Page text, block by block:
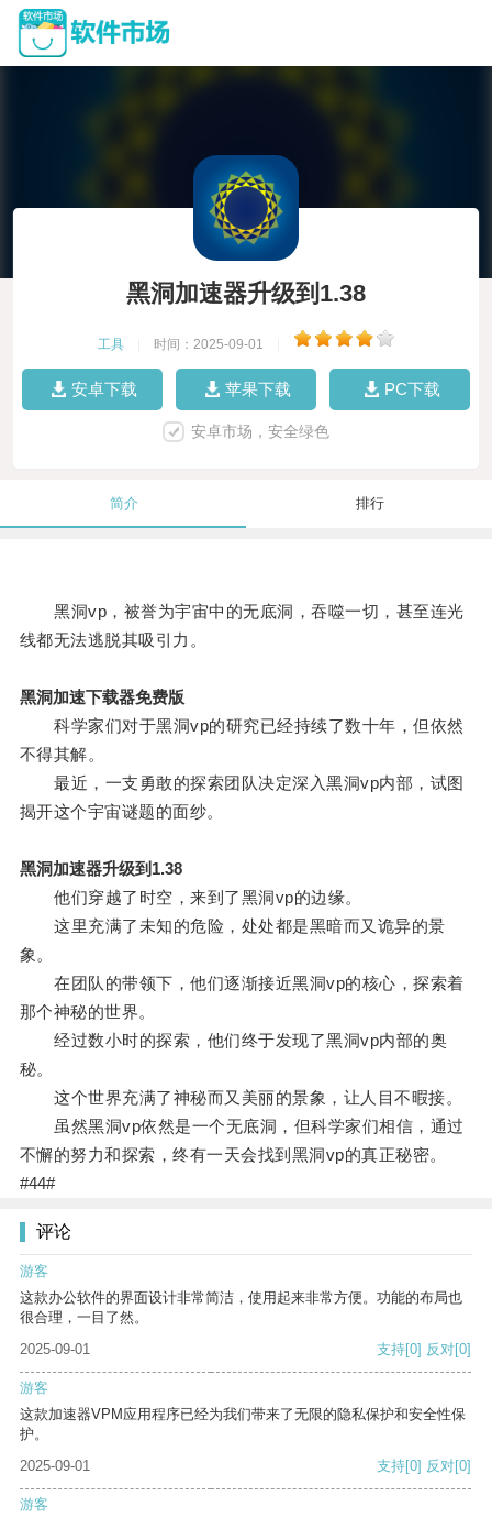
黑洞加速器升级到1.38
工具 时间：2025-09-01
安卓下载 苹果下载 PC下载
安卓市场，安全绿色
简介 排行
黑洞vp，被誉为宇宙中的无底洞，吞噬一切，甚至连光
线都无法逃脱其吸引力。
黑洞加速下载器免费版
科学家们对于黑洞vp的研究已经持续了数十年，但依然
不得其解。
最近，一支勇敢的探索团队决定深入黑洞vp内部，试图
揭开这个宇宙谜题的面纱。
黑洞加速器升级到1.38
他们穿越了时空，来到了黑洞vp的边缘。
这里充满了未知的危险，处处都是黑暗而又诡异的景
象。
在团队的带领下，他们逐渐接近黑洞vp的核心，探索着
那个神秘的世界。
经过数小时的探索，他们终于发现了黑洞vp内部的奥
秘。
这个世界充满了神秘而又美丽的景象，让人目不暇接。
虽然黑洞vp依然是一个无底洞，但科学家们相信，通过
不懈的努力和探索，终有一天会找到黑洞vp的真正秘密。
#44#
评论
游客
这款办公软件的界面设计非常简洁，使用起来非常方便。功能的布局也
很合理，一目了然。
2025-09-01
支持[0] 反对[0]
游客
这款加速器VPM应用程序已经为我们带来了无限的隐私保护和安全性保
护。
2025-09-01
支持[0] 反对[0]
游客